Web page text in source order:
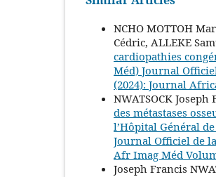
NCHO MOTTOH
Cédric, ALLEKE
cardiopathies
Méd) Journal
(2024): Journal
NWATSOCK
des métastases
l’Hôpital Général de
Journal Officiel de
Afr Imag Méd
Joseph Francis